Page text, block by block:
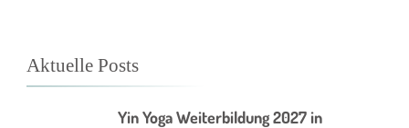
Aktuelle Posts
Yin Yoga Weiterbildung 2027 in